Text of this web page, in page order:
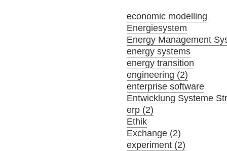
economic modelling
Energiesystem
Energy Management
energy systems
energy transition
engineering (2)
enterprise software
Entwicklung Systeme
erp (2)
Ethik
Exchange (2)
experiment (2)